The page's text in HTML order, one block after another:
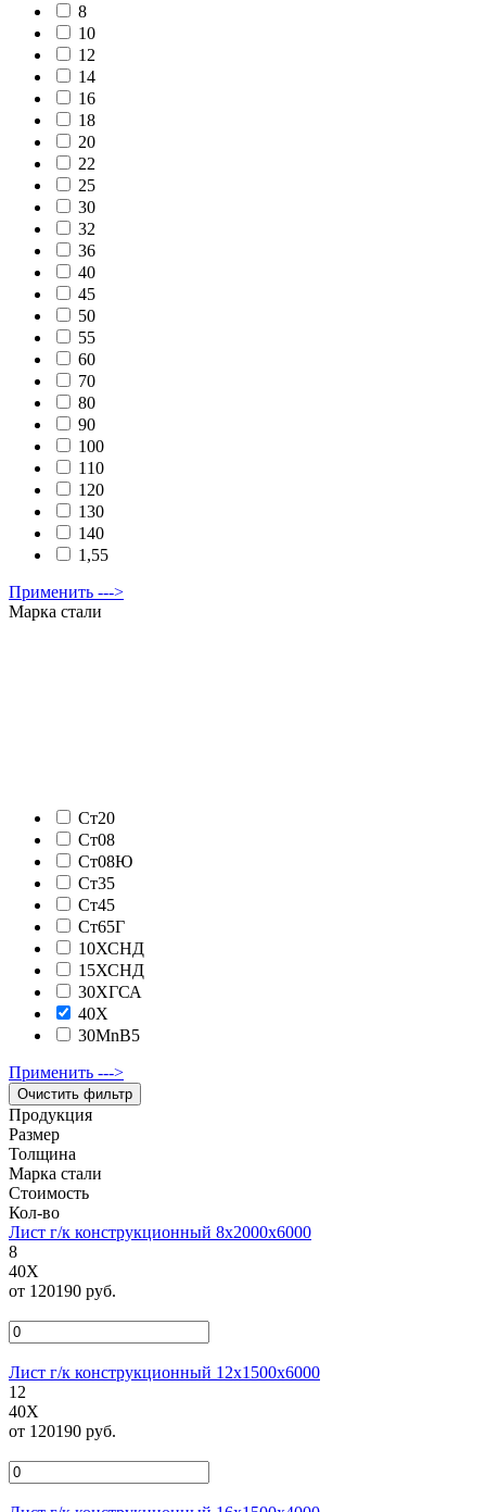
8
10
12
14
16
18
20
22
25
30
32
36
40
45
50
55
60
70
80
90
100
110
120
130
140
1,55
Применить --->
Марка стали
Ст20
Ст08
Ст08Ю
Ст35
Ст45
Ст65Г
10ХСНД
15ХСНД
30ХГСА
40Х
30MnB5
Применить --->
Продукция
Размер
Толщина
Марка стали
Стоимость
Кол-во
Лист г/к конструкционный 8х2000х6000
8
40Х
от 120190 руб.
Лист г/к конструкционный 12х1500х6000
12
40Х
от 120190 руб.